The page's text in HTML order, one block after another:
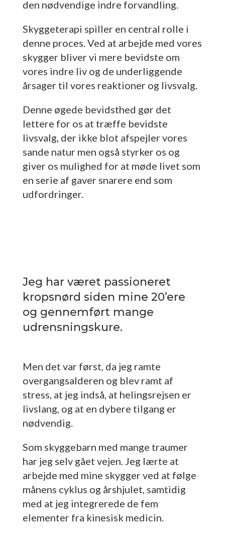
den nødvendige indre forvandling.
Skyggeterapi spiller en central rolle i
denne proces. Ved at arbejde med vores
skygger bliver vi mere bevidste om
vores indre liv og de underliggende
årsager til vores reaktioner og livsvalg.
Denne øgede bevidsthed gør det
lettere for os at træffe bevidste
livsvalg, der ikke blot afspejler vores
sande natur men også styrker os og
giver os mulighed for at møde livet som
en serie af gaver snarere end som
udfordringer.
Jeg har været passioneret
kropsnørd siden mine 20’ere
og gennemført mange
udrensningskure.
Men det var først, da jeg ramte
overgangsalderen og blev ramt af
stress, at jeg indså, at helingsrejsen er
livslang, og at en dybere tilgang er
nødvendig.
Som skyggebarn med mange traumer
har jeg selv gået vejen. Jeg lærte at
arbejde med mine skygger ved at følge
månens cyklus og årshjulet, samtidig
med at jeg integrerede de fem
elementer fra kinesisk medicin.